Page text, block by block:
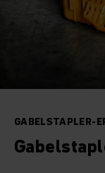
GABELSTAPLER-